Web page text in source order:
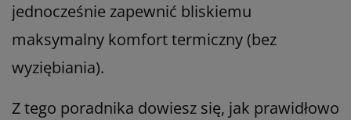
jednocześnie zapewnić bliskiemu
maksymalny komfort termiczny (bez
wyziębiania).
Z tego poradnika dowiesz się, jak prawidłowo